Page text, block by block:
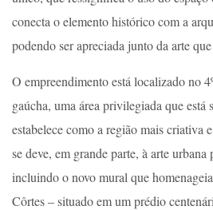
conecta o elemento histórico com a
podendo ser apreciada junto da arte
O empreendimento está localizado no
gaúcha, uma área privilegiada que está
estabelece como a região mais criativa
se deve, em grande parte, à arte urbana
incluindo o novo mural que
Côrtes – situado em um prédio